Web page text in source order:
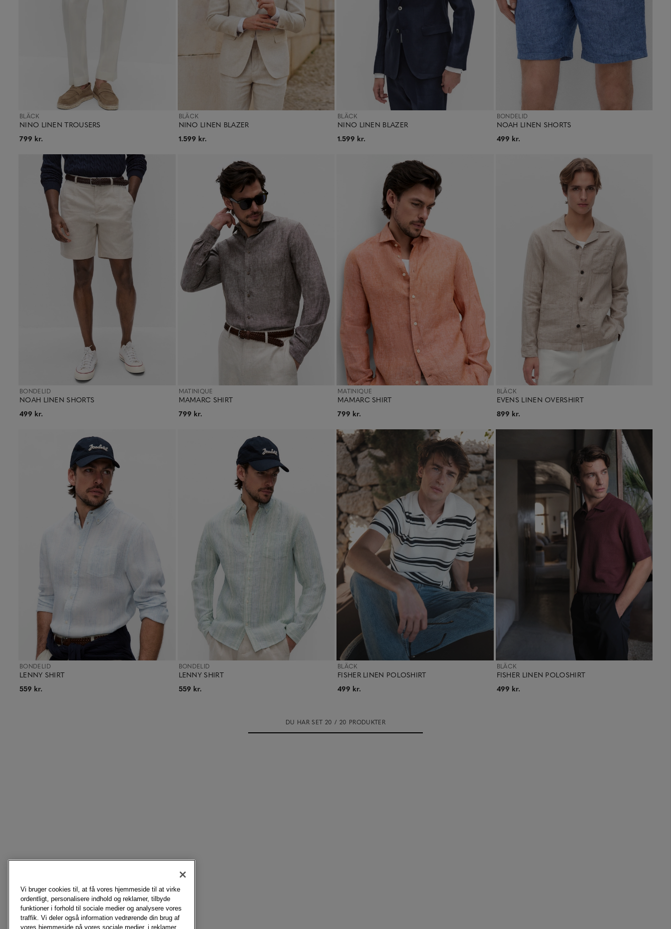
NINO LINEN TROUSERS
BLÄCK
799 kr.
NINO LINEN BLAZER
BLÄCK
1.599 kr.
NINO LINEN BLAZER
BLÄCK
1.599 kr.
NOAH LINEN SHORTS
BONDELID
499 kr.
NOAH LINEN SHORTS
BONDELID
499 kr.
MAMARC SHIRT
MATINIQUE
799 kr.
MAMARC SHIRT
MATINIQUE
799 kr.
EVENS LINEN OVERSHIRT
BLÄCK
899 kr.
LENNY SHIRT
BONDELID
559 kr.
LENNY SHIRT
BONDELID
559 kr.
FISHER LINEN POLOSHIRT
BLÄCK
499 kr.
FISHER LINEN POLOSHIRT
BLÄCK
499 kr.
DU HAR SET 20 / 20 PRODUKTER
Vi bruger cookies til, at få vores hjemmeside til at virke
ordentligt, personalisere indhold og reklamer, tilbyde
funktioner i forhold til sociale medier og analysere vores
traffik. Vi deler også information vedrørende din brug af
vores hjemmeside på vores sociale medier, i reklamer